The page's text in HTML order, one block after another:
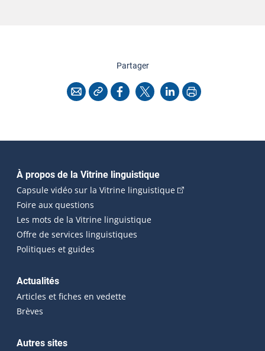
Partagercette page
CourrielCopier l'adresse
Facebook
X LinkedInImprimer
Navigation principale
À propos de la Vitrine linguistique
Capsule vidéo sur la Vitrine linguistique(Cet hyperlien
Foire aux questions
Les mots de la Vitrine linguistique
Offre de services linguistiques
Politiques et guides
Actualités
Articles et fiches en vedette
Brèves
Autres sites